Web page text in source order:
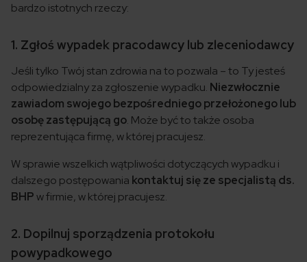
bardzo istotnych rzeczy:
1. Zgłoś wypadek pracodawcy lub zleceniodawcy
Jeśli tylko Twój stan zdrowia na to pozwala – to Ty jesteś
odpowiedzialny za zgłoszenie wypadku. Niezwłocznie
zawiadom swojego bezpośredniego przełożonego lub
osobę zastępującą go. Może być to także osoba
reprezentująca firmę, w której pracujesz.
W sprawie wszelkich wątpliwości dotyczących wypadku i
dalszego postępowania kontaktuj się ze specjalistą ds.
BHPw firmie, w której pracujesz.
2. Dopilnuj sporządzenia protokołu
powypadkowego